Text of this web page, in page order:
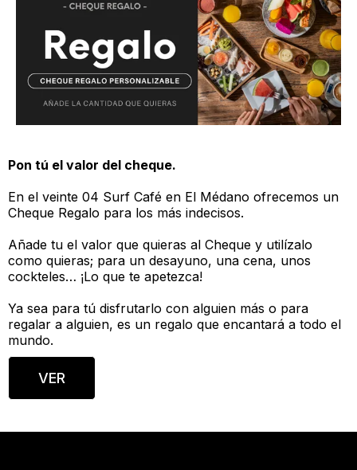
Pon tú el valor del cheque.
En el veinte 04 Surf Café en El Médano ofrecemos un
Cheque Regalo para los más indecisos.
Añade tu el valor que quieras al Cheque y utilízalo
como quieras; para un desayuno, una cena, unos
cockteles… ¡Lo que te apetezca!
Ya sea para tú disfrutarlo con alguien más o para
regalar a alguien, es un regalo que encantará a todo el
mundo.
VER